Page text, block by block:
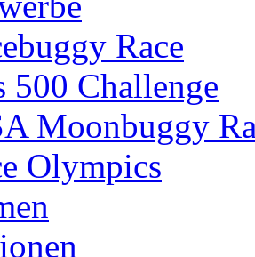
Race
500 Challenge
Moonbuggy
Olympics